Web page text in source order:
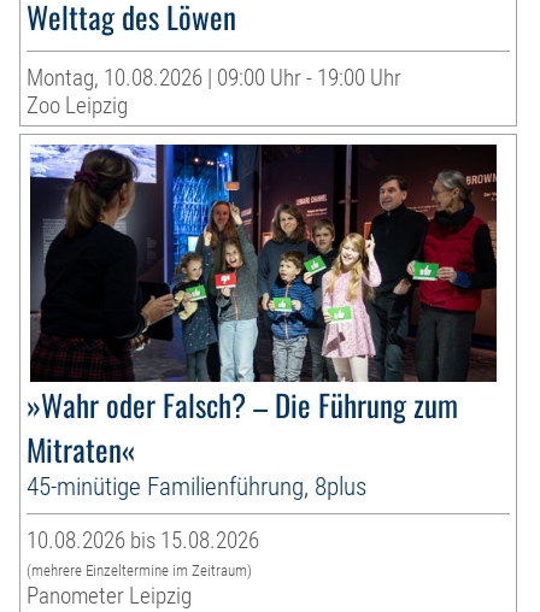
Welttag des Löwen
Montag, 10.08.2026 | 09:00 Uhr - 19:00 Uhr
Zoo Leipzig
»Wahr oder Falsch? – Die Führung zum
Mitraten«
45-minütige Familienführung, 8plus
10.08.2026 bis 15.08.2026
(mehrere Einzeltermine im Zeitraum)
Panometer Leipzig